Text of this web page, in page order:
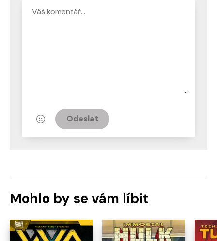
Odeslat
Mohlo by se vám líbit